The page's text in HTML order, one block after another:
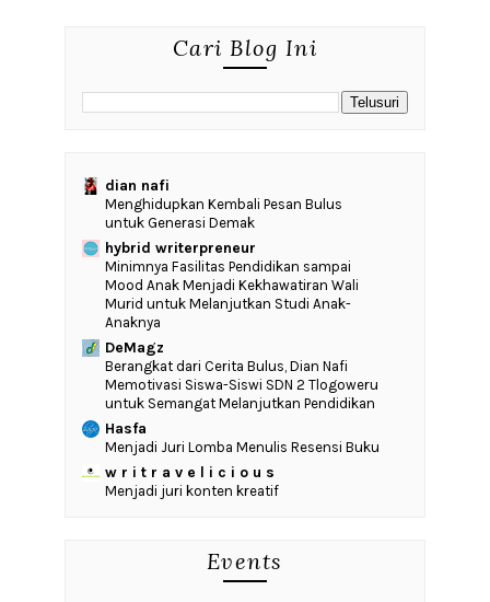
Cari Blog Ini
dian nafi
Menghidupkan Kembali Pesan Bulus
untuk Generasi Demak
hybrid writerpreneur
‎Minimnya Fasilitas Pendidikan sampai
Mood Anak Menjadi Kekhawatiran Wali
Murid untuk Melanjutkan Studi Anak-
Anaknya
DeMagz
‎Berangkat dari Cerita Bulus, Dian Nafi
Memotivasi Siswa-Siswi SDN 2 Tlogoweru
untuk Semangat Melanjutkan Pendidikan
Hasfa
Menjadi Juri Lomba Menulis Resensi Buku
w r i t r a v e l i c i o u s
Menjadi juri konten kreatif
Events